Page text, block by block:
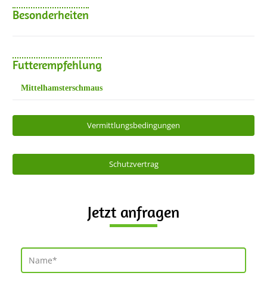
Besonderheiten
Futterempfehlung
Mittelhamsterschmaus
Vermittlungsbedingungen
Schutzvertrag
Jetzt anfragen